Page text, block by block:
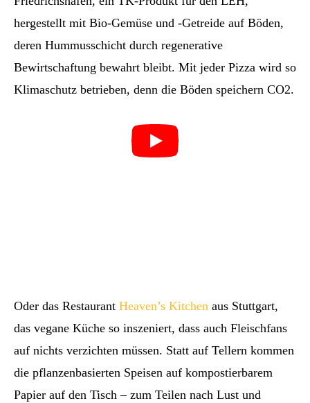
hergestellt mit Bio-Gemüse und -Getreide auf Böden,
deren Hummusschicht durch regenerative
Bewirtschaftung bewahrt bleibt. Mit jeder Pizza wird so
Klimaschutz betrieben, denn die Böden speichern CO2.
Oder das Restaurant Heaven’s Kitchen aus Stuttgart,
das vegane Küche so inszeniert, dass auch Fleischfans
auf nichts verzichten müssen. Statt auf Tellern kommen
die pflanzenbasierten Speisen auf kompostierbarem
Papier auf den Tisch – zum Teilen nach Lust und